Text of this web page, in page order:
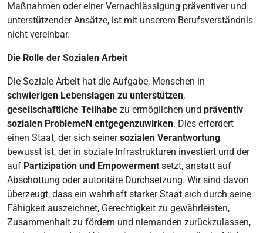
Maßnahmen oder einer Vernachlässigung präventiver und
unterstützender Ansätze, ist mit unserem Berufsverständnis
nicht vereinbar.
Die Rolle der Sozialen Arbeit
Die Soziale Arbeit hat die Aufgabe, Menschen in
schwierigen Lebenslagen zu unterstützen,
gesellschaftliche Teilhabe zu ermöglichen und präventiv
sozialen ProblemeN entgegenzuwirken. Dies erfordert
einen Staat, der sich seinersozialen Verantwortung
bewusst ist, der in soziale Infrastrukturen investiert und der
auf Partizipation und Empowerment setzt, anstatt auf
Abschottung oder autoritäre Durchsetzung. Wir sind davon
überzeugt, dass ein wahrhaft starker Staat sich durch seine
Fähigkeit auszeichnet, Gerechtigkeit zu gewährleisten,
Zusammenhalt zu fördern und niemanden zurückzulassen,